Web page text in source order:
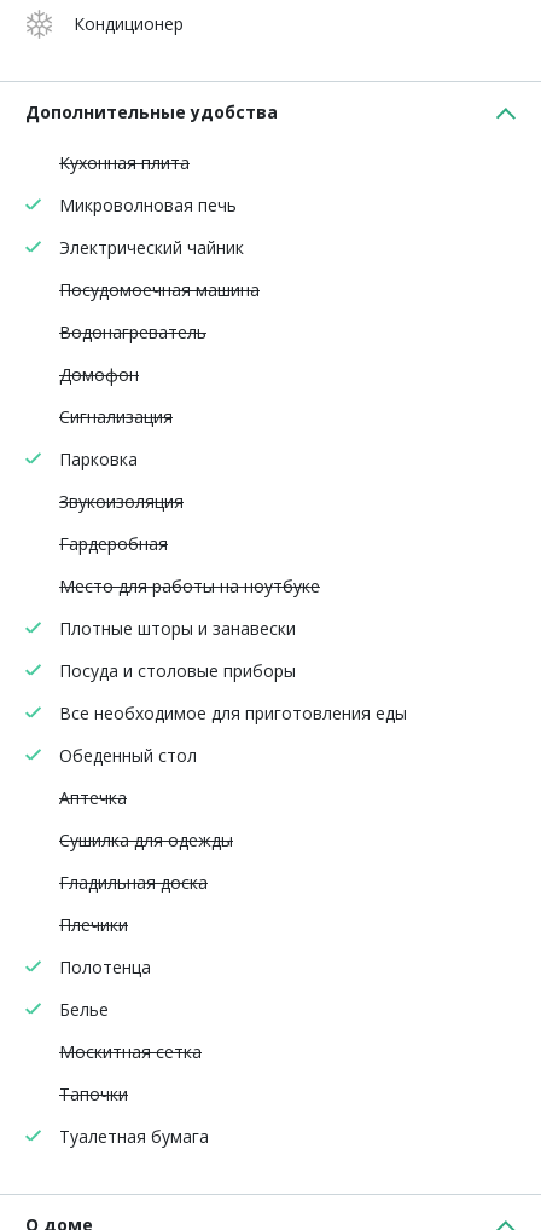
Кондиционер
Дополнительные удобства
Кухонная плита
Микроволновая печь
Электрический чайник
Посудомоечная машина
Водонагреватель
Домофон
Сигнализация
Парковка
Звукоизоляция
Гардеробная
Место для работы на ноутбуке
Плотные шторы и занавески
Посуда и столовые приборы
Все необходимое для приготовления еды
Обеденный стол
Аптечка
Сушилка для одежды
Гладильная доска
Плечики
Полотенца
Белье
Москитная сетка
Тапочки
Туалетная бумага
О доме